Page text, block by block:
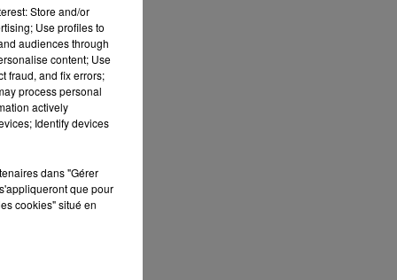
Store and/or
Use profiles to
audiences through
content; Use
fraud, and fix errors;
process personal
actively
Identify devices
dans "Gérer
que pour
cookies" situé en